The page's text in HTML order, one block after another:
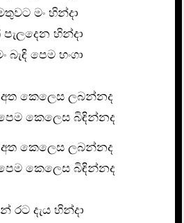
මං හින්දා
හින්දා
පෙම හංගා
අත කෙලෙස ලබන්නද
පෙම කෙලෙස බිඳින්නද
අත කෙලෙස ලබන්නද
පෙම කෙලෙස බිඳින්නද
රට දැය හින්දා